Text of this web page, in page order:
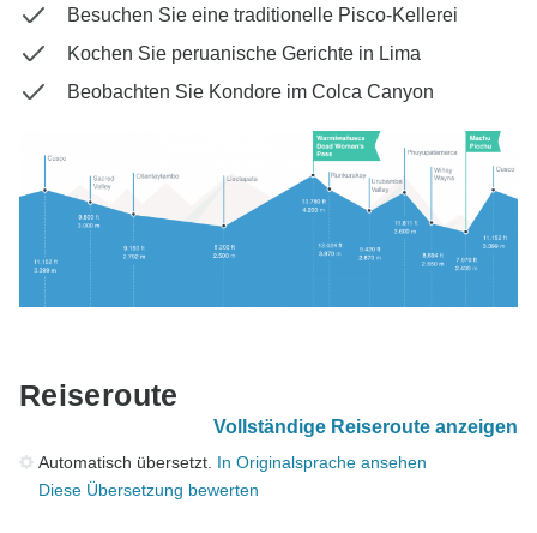
Besuchen Sie eine traditionelle Pisco-Kellerei
Kochen Sie peruanische Gerichte in Lima
Beobachten Sie Kondore im Colca Canyon
Reiseroute
Vollständige Reiseroute anzeigen
Automatisch übersetzt. In Originalsprache ansehen
Diese Übersetzung bewerten